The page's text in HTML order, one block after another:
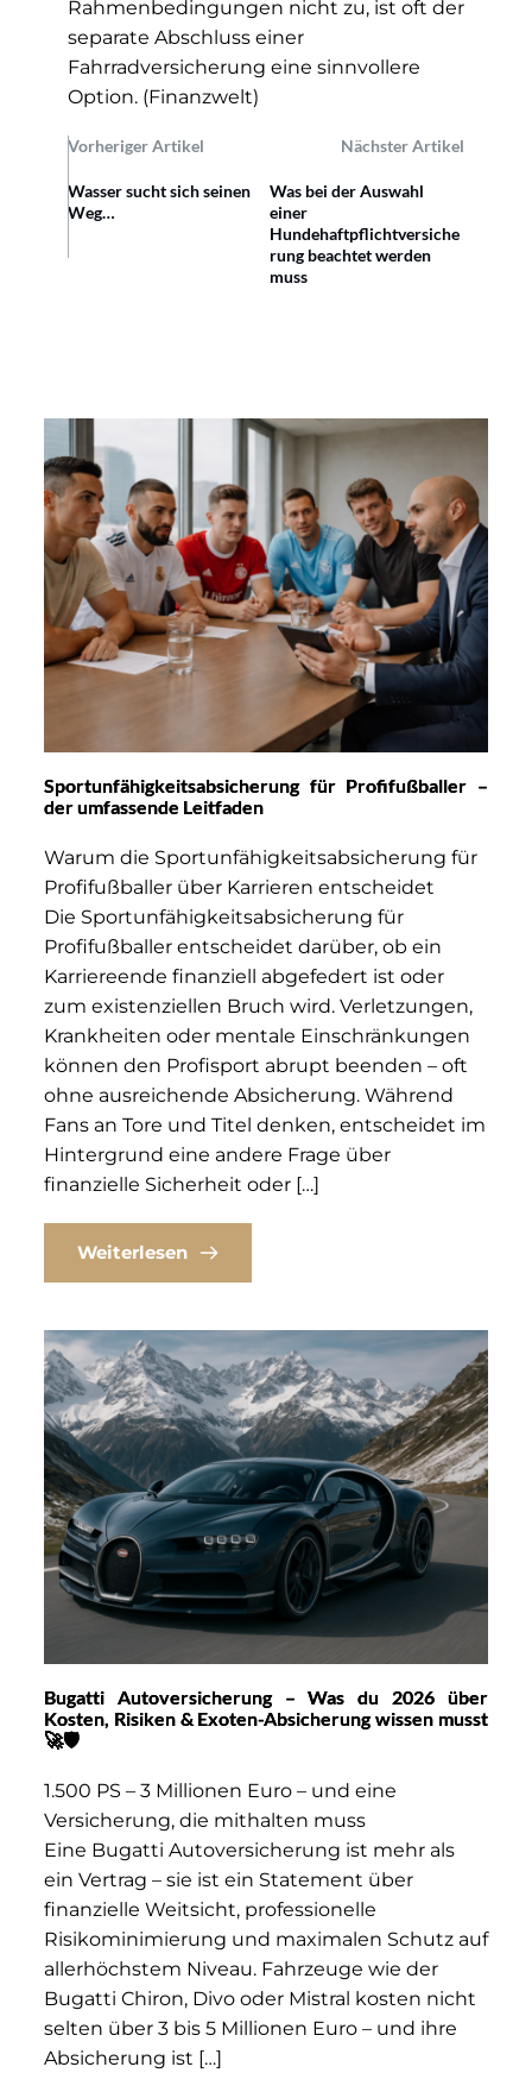
Rahmenbedingungen nicht zu, ist oft der
separate Abschluss einer
Fahrradversicherung eine sinnvollere
Option. (Finanzwelt)
Vorheriger Artikel Nächster Artikel
Wasser sucht sich seinen
Weg…
Was bei der Auswahl
einer
Hundehaftpflichtversiche
rung beachtet werden
muss
Sportunfähigkeitsabsicherung für Profifußballer –
der umfassende Leitfaden
Warum die Sportunfähigkeitsabsicherung für
Profifußballer über Karrieren entscheidet
Die Sportunfähigkeitsabsicherung für
Profifußballer entscheidet darüber, ob ein
Karriereende finanziell abgefedert ist oder
zum existenziellen Bruch wird. Verletzungen,
Krankheiten oder mentale Einschränkungen
können den Profisport abrupt beenden – oft
ohne ausreichende Absicherung. Während
Fans an Tore und Titel denken, entscheidet im
Hintergrund eine andere Frage über
finanzielle Sicherheit oder […]
Weiterlesen
Bugatti Autoversicherung – Was du 2026 über
Kosten, Risiken & Exoten-Absicherung wissen musst
🚀🛡️
1.500 PS – 3 Millionen Euro – und eine
Versicherung, die mithalten muss
Eine Bugatti Autoversicherung ist mehr als
ein Vertrag – sie ist ein Statement über
finanzielle Weitsicht, professionelle
Risikominimierung und maximalen Schutz auf
allerhöchstem Niveau. Fahrzeuge wie der
Bugatti Chiron, Divo oder Mistral kosten nicht
selten über 3 bis 5 Millionen Euro – und ihre
Absicherung ist […]